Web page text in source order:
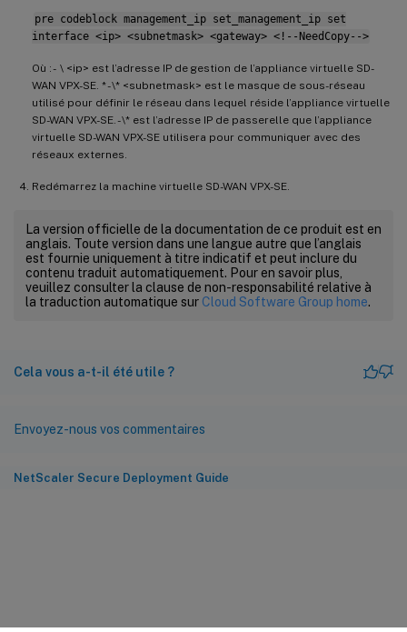
pre codeblock management_ip set_management_ip set
interface <ip> <subnetmask> <gateway> <!--NeedCopy-->
Où : - \ <ip> est l’adresse IP de gestion de l’appliance virtuelle SD-
WAN VPX-SE. * - \* <subnetmask> est le masque de sous-réseau
utilisé pour définir le réseau dans lequel réside l’appliance virtuelle
SD-WAN VPX-SE. - \* est l’adresse IP de passerelle que l’appliance
virtuelle SD-WAN VPX-SE utilisera pour communiquer avec des
réseaux externes.
Redémarrez la machine virtuelle SD-WAN VPX-SE.
La version officielle de la documentation de ce produit est en
anglais. Toute version dans une langue autre que l’anglais
est fournie uniquement à titre indicatif et peut inclure du
contenu traduit automatiquement. Pour en savoir plus,
veuillez consulter la clause de non-responsabilité relative à
la traduction automatique sur Cloud Software Group home.
Cela vous a-t-il été utile ?
Envoyez-nous vos commentaires
NetScaler Secure Deployment Guide